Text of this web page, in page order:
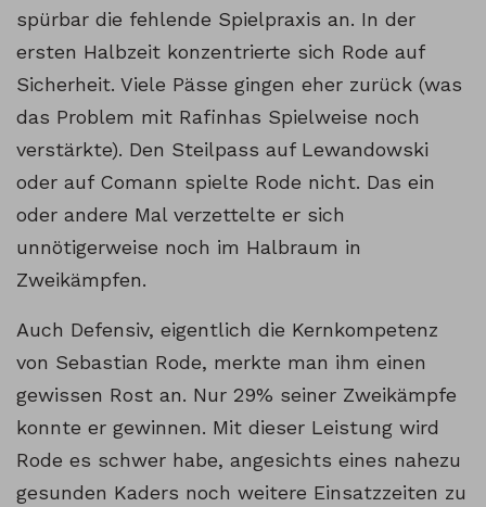
spürbar die fehlende Spielpraxis an. In der
ersten Halbzeit konzentrierte sich Rode auf
Sicherheit. Viele Pässe gingen eher zurück (was
das Problem mit Rafinhas Spielweise noch
verstärkte). Den Steilpass auf Lewandowski
oder auf Comann spielte Rode nicht. Das ein
oder andere Mal verzettelte er sich
unnötigerweise noch im Halbraum in
Zweikämpfen.
Auch Defensiv, eigentlich die Kernkompetenz
von Sebastian Rode, merkte man ihm einen
gewissen Rost an. Nur 29% seiner Zweikämpfe
konnte er gewinnen. Mit dieser Leistung wird
Rode es schwer habe, angesichts eines nahezu
gesunden Kaders noch weitere Einsatzzeiten zu